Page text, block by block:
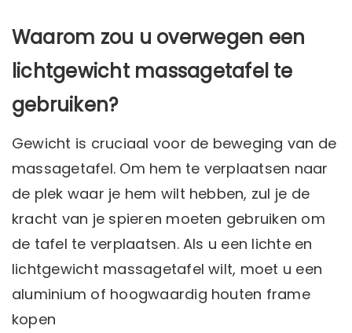
Waarom zou u overwegen een
lichtgewicht massagetafel te
gebruiken?
Gewicht is cruciaal voor de beweging van de
massagetafel. Om hem te verplaatsen naar
de plek waar je hem wilt hebben, zul je de
kracht van je spieren moeten gebruiken om
de tafel te verplaatsen. Als u een lichte en
lichtgewicht massagetafel wilt, moet u een
aluminium of hoogwaardig houten frame
kopen